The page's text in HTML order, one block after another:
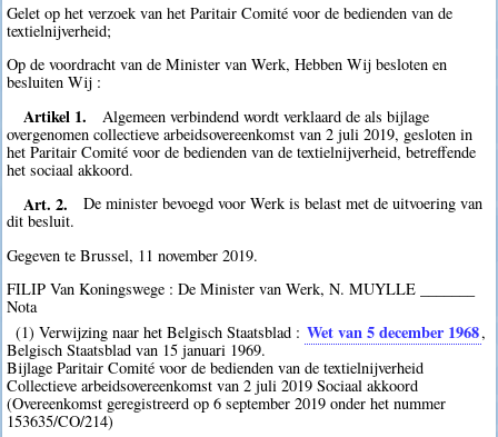
Gelet op het verzoek van het Paritair Comité voor de bedienden van de
textielnijverheid;
Op de voordracht van de Minister van Werk, Hebben Wij besloten en
besluiten Wij :
Artikel 1.
Algemeen verbindend wordt verklaard de als bijlage
overgenomen collectieve arbeidsovereenkomst van 2 juli 2019, gesloten in
het Paritair Comité voor de bedienden van de textielnijverheid, betreffende
het sociaal akkoord.
Art. 2.
De minister bevoegd voor Werk is belast met de uitvoering van
dit besluit.
Gegeven te Brussel, 11 november 2019.
FILIP Van Koningswege : De Minister van Werk, N. MUYLLE _______
Nota
(1) Verwijzing naar het Belgisch Staatsblad : Wet van 5 december 1968,
Belgisch Staatsblad van 15 januari 1969.
Bijlage Paritair Comité voor de bedienden van de textielnijverheid
Collectieve arbeidsovereenkomst van 2 juli 2019 Sociaal akkoord
(Overeenkomst geregistreerd op 6 september 2019 onder het nummer
153635/CO/214)